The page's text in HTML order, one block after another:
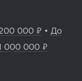
000 ₽ • До
000 000 ₽